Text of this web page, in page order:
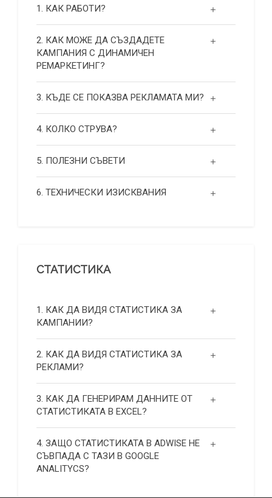
1. КАК РАБОТИ?
2. КАК МОЖЕ ДА СЪЗДАДЕТЕ
КАМПАНИЯ С ДИНАМИЧЕН
РЕМАРКЕТИНГ?
3. КЪДЕ СЕ ПОКАЗВА РЕКЛАМАТА МИ?
4. КОЛКО СТРУВА?
5. ПОЛЕЗНИ СЪВЕТИ
6. ТЕХНИЧЕСКИ ИЗИСКВАНИЯ
СТАТИСТИКА
1. КАК ДА ВИДЯ СТАТИСТИКА ЗА
КАМПАНИИ?
2. КАК ДА ВИДЯ СТАТИСТИКА ЗА
РЕКЛАМИ?
3. КАК ДА ГЕНЕРИРАМ ДАННИТЕ ОТ
СТАТИСТИКАТА В EXCEL?
4. ЗАЩО СТАТИСТИКАТА В ADWISE НЕ
СЪВПАДА С ТАЗИ В GOOGLE
ANALITYCS?